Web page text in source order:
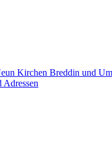
Kirchen Breddin und
Adressen